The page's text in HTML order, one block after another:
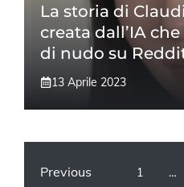
La storia di
creata dall’IA
di nudo su
13 Aprile 2023
Previous 1 …